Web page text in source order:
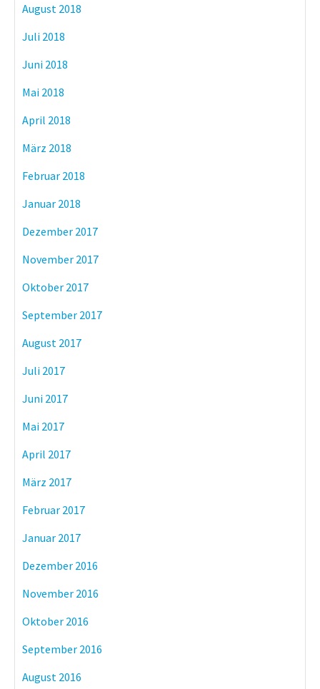
August 2018
Juli 2018
Juni 2018
Mai 2018
April 2018
März 2018
Februar 2018
Januar 2018
Dezember 2017
November 2017
Oktober 2017
September 2017
August 2017
Juli 2017
Juni 2017
Mai 2017
April 2017
März 2017
Februar 2017
Januar 2017
Dezember 2016
November 2016
Oktober 2016
September 2016
August 2016